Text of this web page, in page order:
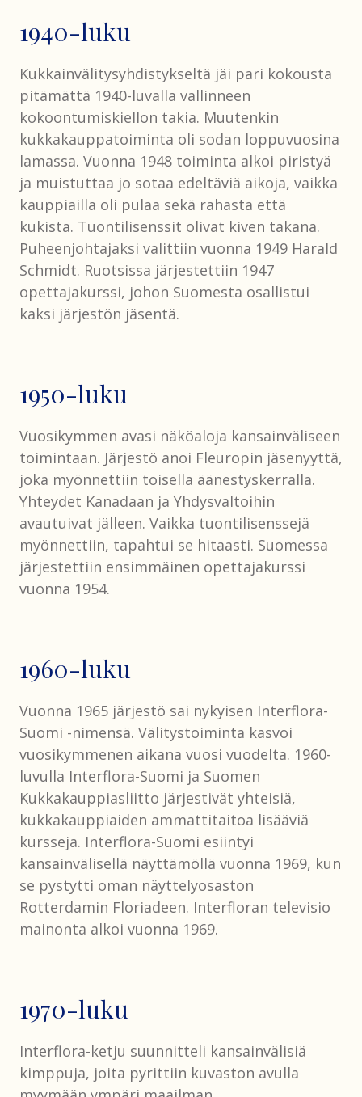
1940-luku
Kukkainvälitysyhdistykseltä jäi pari kokousta
pitämättä 1940-luvalla vallinneen
kokoontumiskiellon takia. Muutenkin
kukkakauppatoiminta oli sodan loppuvuosina
lamassa. Vuonna 1948 toiminta alkoi piristyä
ja muistuttaa jo sotaa edeltäviä aikoja, vaikka
kauppiailla oli pulaa sekä rahasta että
kukista. Tuontilisenssit olivat kiven takana.
Puheenjohtajaksi valittiin vuonna 1949 Harald
Schmidt. Ruotsissa järjestettiin 1947
opettajakurssi, johon Suomesta osallistui
kaksi järjestön jäsentä.
1950-luku
Vuosikymmen avasi näköaloja kansainväliseen
toimintaan. Järjestö anoi Fleuropin jäsenyyttä,
joka myönnettiin toisella äänestyskerralla.
Yhteydet Kanadaan ja Yhdysvaltoihin
avautuivat jälleen. Vaikka tuontilisenssejä
myönnettiin, tapahtui se hitaasti. Suomessa
järjestettiin ensimmäinen opettajakurssi
vuonna 1954.
1960-luku
Vuonna 1965 järjestö sai nykyisen Interflora-
Suomi -nimensä. Välitystoiminta kasvoi
vuosikymmenen aikana vuosi vuodelta. 1960-
luvulla Interflora-Suomi ja Suomen
Kukkakauppiasliitto järjestivät yhteisiä,
kukkakauppiaiden ammattitaitoa lisääviä
kursseja. Interflora-Suomi esiintyi
kansainvälisellä näyttämöllä vuonna 1969, kun
se pystytti oman näyttelyosaston
Rotterdamin Floriadeen. Interfloran televisio
mainonta alkoi vuonna 1969.
1970-luku
Interflora-ketju suunnitteli kansainvälisiä
kimppuja, joita pyrittiin kuvaston avulla